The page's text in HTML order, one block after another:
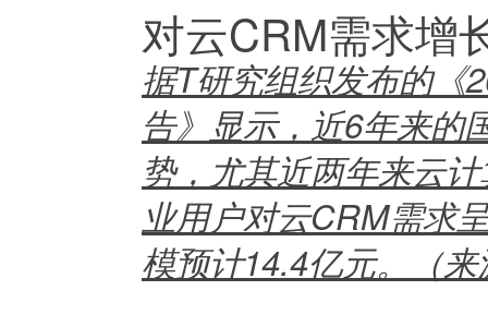
对云CRM需求增
据T研究组织发布的《
告》显示，近6年来的
势，尤其近两年来云
业用户对云CRM需求
模预计14.4亿元。（